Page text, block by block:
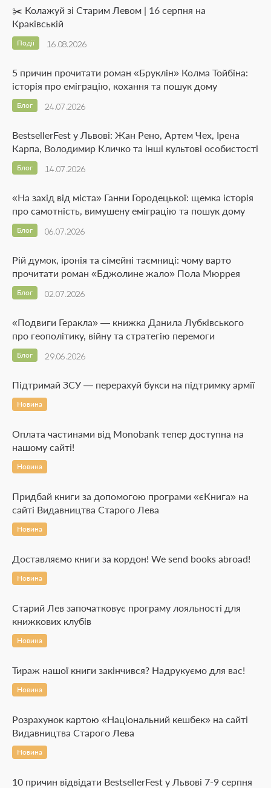
✂️ Колажуй зі Старим Левом | 16 серпня на
Краківській
16.08.2026
Події
5 причин прочитати роман «Бруклін» Колма Тойбіна:
історія про еміграцію, кохання та пошук дому
24.07.2026
Блог
BestsellerFest у Львові: Жан Рено, Артем Чех, Ірена
Карпа, Володимир Кличко та інші культові особистості
14.07.2026
Блог
«На захід від міста» Ганни Городецької: щемка історія
про самотність, вимушену еміграцію та пошук дому
06.07.2026
Блог
Рій думок, іронія та сімейні таємниці: чому варто
прочитати роман «Бджолине жало» Пола Мюррея
02.07.2026
Блог
«Подвиги Геракла» — книжка Данила Лубківського
про геополітику, війну та стратегію перемоги
29.06.2026
Блог
Підтримай ЗСУ — перерахуй букси на підтримку армії
Новина
Оплата частинами від Monobank тепер доступна на
нашому сайті!
Новина
Придбай книги за допомогою програми «єКнига» на
сайті Видавництва Старого Лева
Новина
Доставляємо книги за кордон! We send books abroad!
Новина
Старий Лев започатковує програму лояльності для
книжкових клубів
Новина
Тираж нашої книги закінчився? Надрукуємо для вас!
Новина
Розрахунок картою «Національний кешбек» на сайті
Видавництва Старого Лева
Новина
10 причин відвідати BestsellerFest у Львові 7-9 серпня